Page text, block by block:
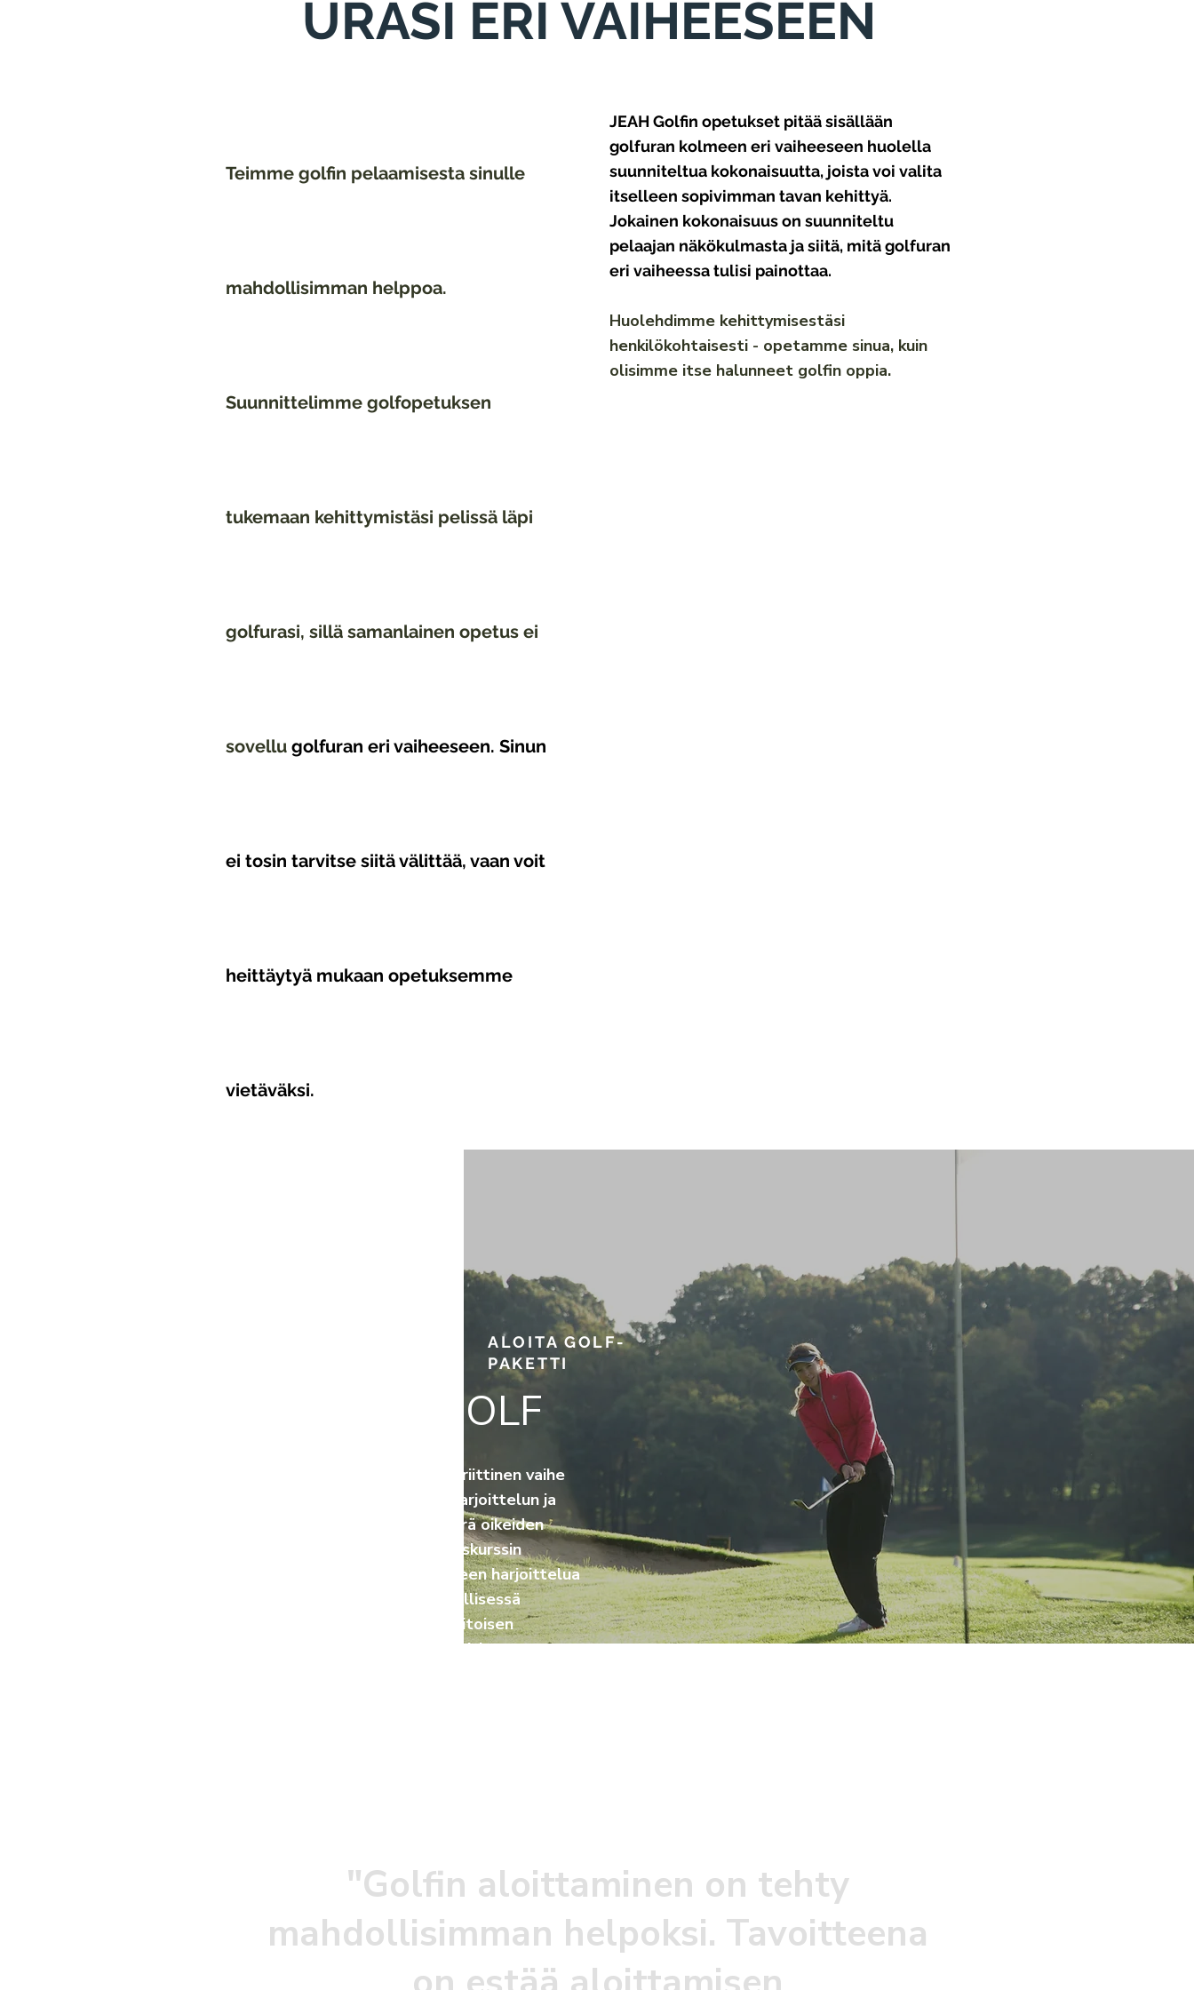
URASI ERI VAIHEESEEN
Teimme golfin pelaamisesta sinulle
mahdollisimman helppoa.
Suunnittelimme golfopetuksen
tukemaan kehittymistäsi pelissä läpi
golfurasi, sillä samanlainen opetus ei
sovellu golfuran eri vaiheeseen. Sinun
ei tosin tarvitse siitä välittää, vaan voit
heittäytyä mukaan opetuksemme
vietäväksi.
JEAH Golfin opetukset pitää sisällään
golfuran kolmeen eri vaiheeseen huolella
suunniteltua kokonaisuutta, joista voi valita
itselleen sopivimman tavan kehittyä.
Jokainen kokonaisuus on suunniteltu
pelaajan näkökulmasta ja siitä, mitä golfuran
eri vaiheessa tulisi painottaa.
Huolehdimme kehittymisestäsi
henkilökohtaisesti - opetamme sinua, kuin
olisimme itse halunneet golfin oppia.
ALOITA GOLF-
PAKETTI
ALOITA GOLF
Golfin aloittaminen on kriittinen vaihe
golfuralla. Tärkeää on harjoittelun ja
pelaamisen riittävä määrä oikeiden
oppien mukaisesti. Alkeiskurssin
intensiivisen startin jälkeen harjoittelua
kannattaa jatkaa säännöllisessä
opetuksessa ammattitaitoisen
opettajan opissa viikottaisissa
"Golfin aloittaminen on tehty
mahdollisimman helpoksi. Tavoitteena